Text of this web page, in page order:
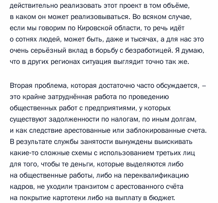
действительно реализовать этот проект в том объёме,
в каком он может реализовываться. Во всяком случае,
если мы говорим по Кировской области, то речь идёт
о сотнях людей, может быть, даже и тысячах, а для нас это
очень серьёзный вклад в борьбу с безработицей. Я думаю,
что в других регионах ситуация выглядит точно так же.
Вторая проблема, которая достаточно часто обсуждается, –
это крайне затруднённая работа по проведению
общественных работ с предприятиями, у которых
существуют задолженности по налогам, по иным долгам,
и как следствие арестованные или заблокированные счета.
В результате службы занятости вынуждены выискивать
какие‑то сложные схемы с использованием третьих лиц
для того, чтобы те деньги, которые выделяются либо
на общественные работы, либо на переквалификацию
кадров, не уходили транзитом с арестованного счёта
на покрытие картотеки либо на выплату в бюджет.